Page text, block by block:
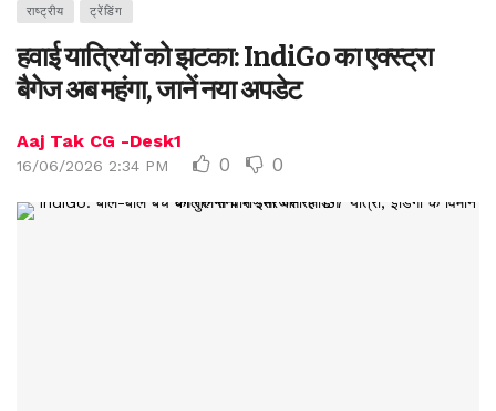
राष्ट्रीय ट्रेंडिंग
हवाई यात्रियों को झटका: IndiGo का एक्स्ट्रा
बैगेज अब महंगा, जानें नया अपडेट
Aaj Tak CG -Desk1
16/06/2026 2:34 PM 0 0